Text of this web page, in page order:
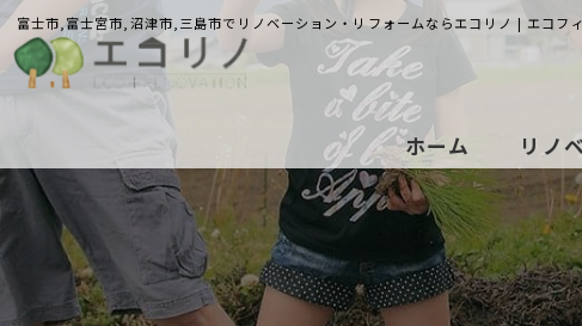
富士市,富士宮市,沼津市,三島市でリノベーション・リフォームならエコリノ | エコフ
ホーム リノ